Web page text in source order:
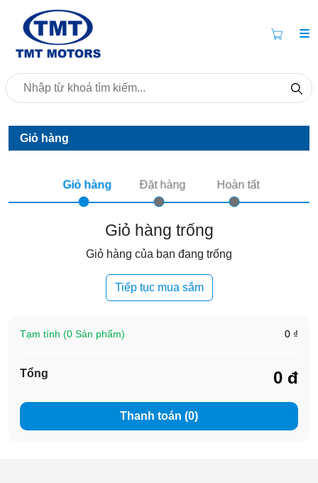
Giỏ hàng
Giỏ hàng Đặt hàng Hoàn tất
Giỏ hàng trống
Giỏ hàng của bạn đang trống
Tiếp tục mua sắm
Tạm tính (0 Sản phẩm) 0 ₫
Tổng 0 đ
Thanh toán (0)